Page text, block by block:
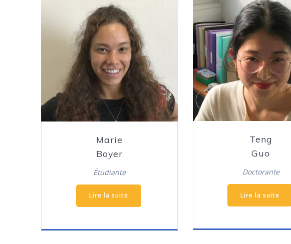
Marie
Boyer
Étudiante
Lire la suite
Teng
Guo
Doctorante
Lire la suite